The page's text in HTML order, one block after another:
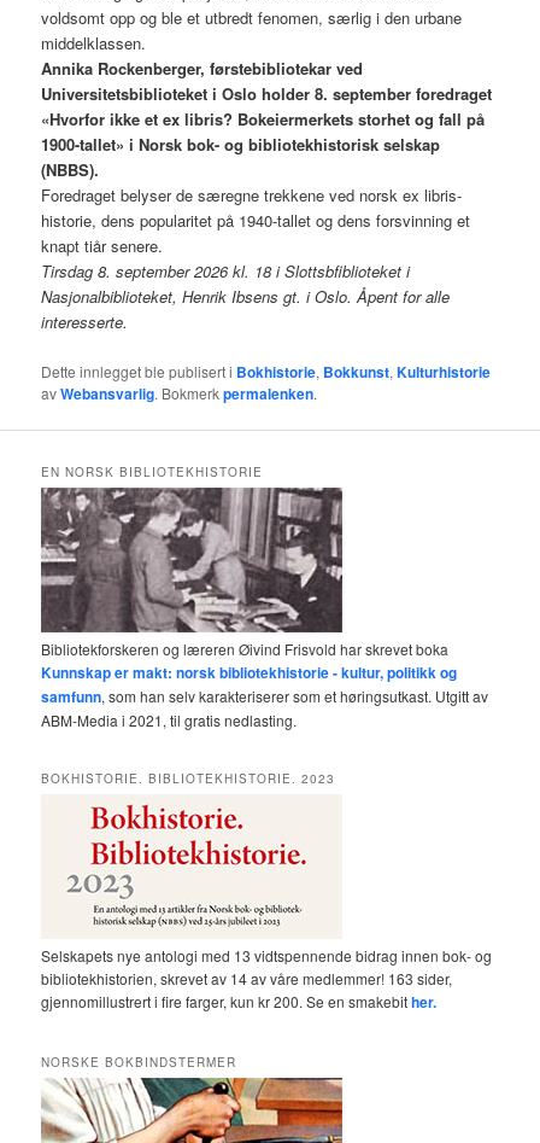
voldsomt opp og ble et utbredt fenomen, særlig i den urbane
middelklassen.
Annika Rockenberger, førstebibliotekar ved
Universitetsbiblioteket i Oslo holder 8. september foredraget
«Hvorfor ikke et ex libris? Bokeiermerkets storhet og fall på
1900-tallet» i Norsk bok- og bibliotekhistorisk selskap
(NBBS).
Foredraget belyser de særegne trekkene ved norsk ex libris-
historie, dens popularitet på 1940-tallet og dens forsvinning et
knapt tiår senere.
Tirsdag 8. september 2026 kl. 18 i Slottsbfiblioteket i
Nasjonalbiblioteket, Henrik Ibsens gt. i Oslo. Åpent for alle
interesserte.
Dette innlegget ble publisert i Bokhistorie, Bokkunst,Kulturhistorie
avWebansvarlig. Bokmerkpermalenken.
EN NORSK BIBLIOTEKHISTORIE
Bibliotekforskeren og læreren Øivind Frisvold har skrevet boka
Kunnskap er makt: norsk bibliotekhistorie - kultur, politikk og
samfunn, som han selv karakteriserer som et høringsutkast. Utgitt av
ABM-Media i 2021, til gratis nedlasting.
BOKHISTORIE. BIBLIOTEKHISTORIE. 2023
Selskapets nye antologi med 13 vidtspennende bidrag innen bok- og
bibliotekhistorien, skrevet av 14 av våre medlemmer! 163 sider,
gjennomillustrert i fire farger, kun kr 200. Se en smakebither.
NORSKE BOKBINDSTERMER